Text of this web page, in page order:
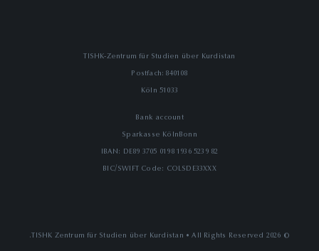
TISHK-Zentrum für Studien über Kurdistan
Postfach: 840108
51033 Köln
Bank account
Sparkasse KölnBonn
IBAN: DE89 3705 0198 1936 5239 82
BIC/SWIFT Code: COLSDE33XXX
© 2026 TISHK Zentrum für Studien über Kurdistan • All Rights Reserved.